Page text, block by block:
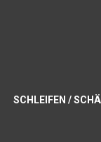
SCHLEIFEN /